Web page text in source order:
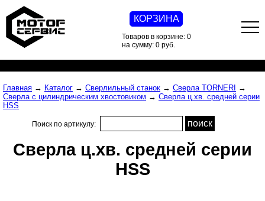
КОРЗИНА
Товаров в корзине: 0
на сумму: 0 руб.
Главная → Каталог → Сверлильный станок → Сверла TORNERI
→
Сверла с цилиндрическим хвостовиком → Сверла ц.хв. средней серии
HSS
Поиск по артикулу:
Сверла ц.хв. средней серии
HSS